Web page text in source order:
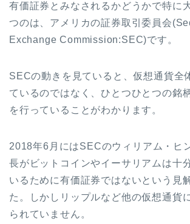
有価証券とみなされるかどうかで特に
つのは、アメリカの証券取引委員会
Exchange Commission:SEC)です。
SECの動きを見ていると、仮想通貨全
ているのではなく、ひとつひとつの銘
を行っていることがわかります。
2018年6 月にはSECのウィリアム・ヒ
長がビットコインやイーサリアムは十
いるために有価証券ではないという見
た。しかしリップルなど他の仮想通貨
られていません。